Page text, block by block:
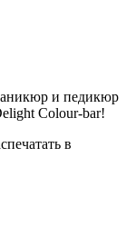
и педикюр
Colour-bar!
в